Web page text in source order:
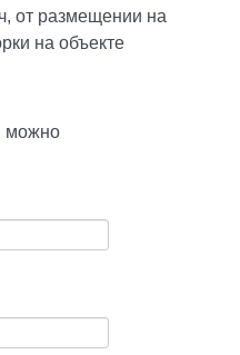
от размещении на
на объекте
можно